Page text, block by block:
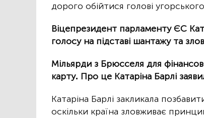
дорого обійтися голові
Віцепрезидент парламенту ЄС
голосу на підставі шантажу та
Мільярди з Брюсселя для
карту. Про це Катаріна Барлі
Катаріна Барлі закликала
оскільки країна зловживає